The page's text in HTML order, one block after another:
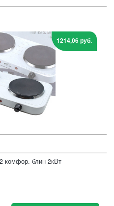
1214,06 руб.
комфор. блин 2кВт